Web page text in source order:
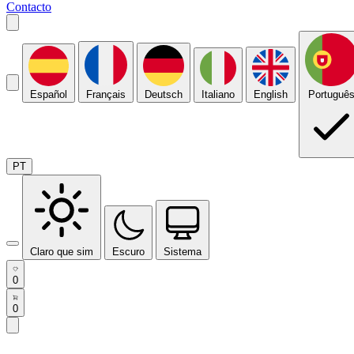
Contacto
Español Français Deutsch Italiano English Português
PT
Claro que sim Escuro Sistema
0
0